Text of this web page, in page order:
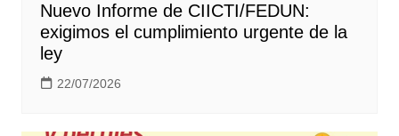
Nuevo Informe de CIICTI/FEDUN:
exigimos el cumplimiento urgente de la
ley
22/07/2026